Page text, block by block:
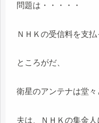
問題は・・・・・
ＮＨＫの受信料を支払
ところがだ、
衛星のアンテナは堂々
夫は、ＮＨＫの集金人